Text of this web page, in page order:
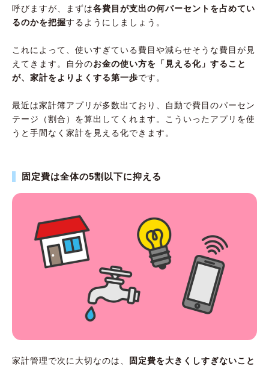
呼びますが、まずは各費目が支出の何パーセントを占めてい
るのかを把握するようにしましょう。
これによって、使いすぎている費目や減らせそうな費目が見
えてきます。自分のお金の使い方を「見える化」すること
が、家計をよりよくする第一歩です。
最近は家計簿アプリが多数出ており、自動で費目のパーセン
テージ（割合）を算出してくれます。こういったアプリを使
うと手間なく家計を見える化できます。
固定費は全体の5割以下に抑える
家計管理で次に大切なのは、
固定費を大きくしすぎないこと